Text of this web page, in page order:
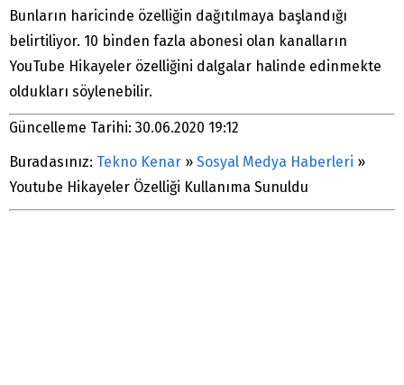
Bunların haricinde özelliğin dağıtılmaya başlandığı
belirtiliyor. 10 binden fazla abonesi olan kanalların
YouTube Hikayeler özelliğini dalgalar halinde edinmekte
oldukları söylenebilir.
Güncelleme Tarihi: 30.06.2020 19:12
Buradasınız: Tekno Kenar » Sosyal Medya Haberleri »
Youtube Hikayeler Özelliği Kullanıma Sunuldu